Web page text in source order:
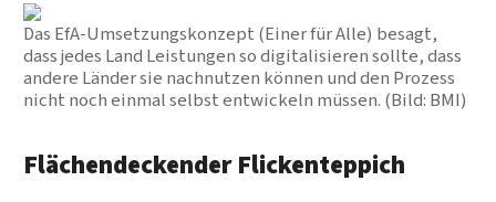
Das EfA-Umsetzungskonzept (Einer für Alle) besagt,
dass jedes Land Leistungen so digitalisieren sollte, dass
andere Länder sie nachnutzen können und den Prozess
nicht noch einmal selbst entwickeln müssen. (Bild: BMI)
Flächendeckender Flickenteppich